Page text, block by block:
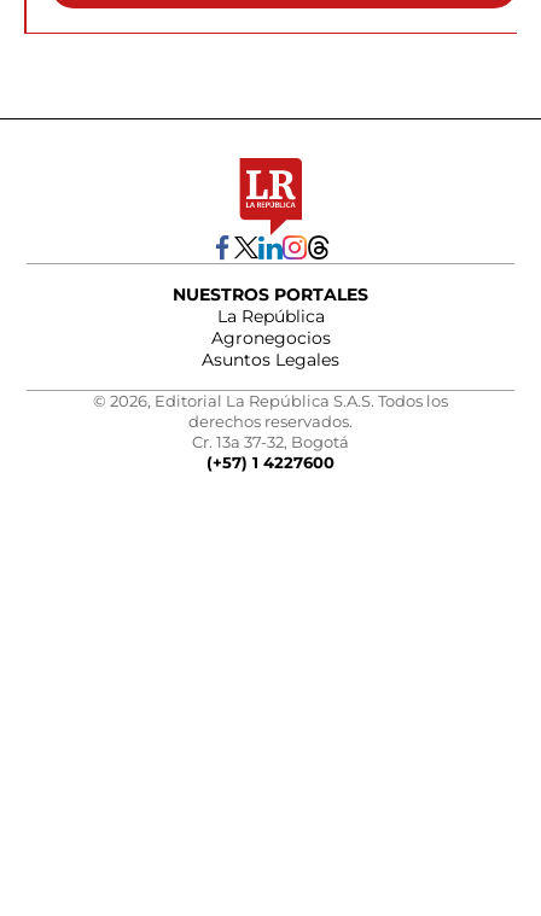
NUESTROS PORTALES
La República
Agronegocios
Asuntos Legales
© 2026, Editorial La República S.A.S. Todos los
derechos reservados.
Cr. 13a 37-32, Bogotá
(+57) 1 4227600